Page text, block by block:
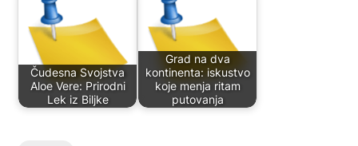
Čudesna Svojstva
Aloe Vere: Prirodni
Lek iz Biljke
Grad na dva
kontinenta: iskustvo
koje menja ritam
putovanja